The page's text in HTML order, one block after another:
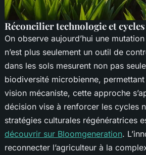
Réconcilier technologie et
On observe aujourd’hui une
n’est plus seulement un outil de
dans les sols mesurent non pas
biodiversité microbienne,
vision mécaniste, cette approche
décision vise à renforcer les cycles
stratégies culturales régénératrices
découvrir sur Bloomgeneration.
reconnecter l’agriculteur à la